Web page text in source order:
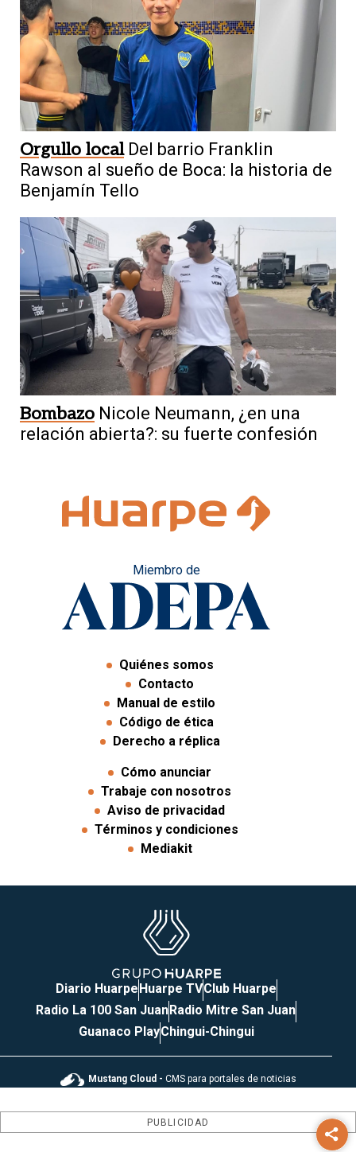
Orgullo local Del barrio Franklin
Rawson al sueño de Boca: la historia de
Benjamín Tello
Bombazo Nicole Neumann, ¿en una
relación abierta?: su fuerte confesión
Miembro de
Quiénes somos
Contacto
Manual de estilo
Código de ética
Derecho a réplica
Cómo anunciar
Trabaje con nosotros
Aviso de privacidad
Términos y condiciones
Mediakit
Diario HuarpeHuarpe TVClub Huarpe
Radio La 100 San JuanRadio Mitre San Juan
Guanaco PlayChingui-Chingui
Mustang Cloud - CMS para portales de noticias
PUBLICIDAD